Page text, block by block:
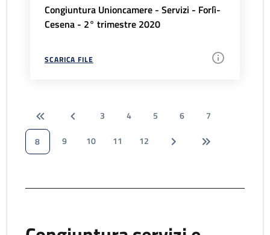
Congiuntura Unioncamere - Servizi - Forlì-
Cesena - 2° trimestre 2020
SCARICA FILE
3 4 5 6
7
8
9 10 11 12